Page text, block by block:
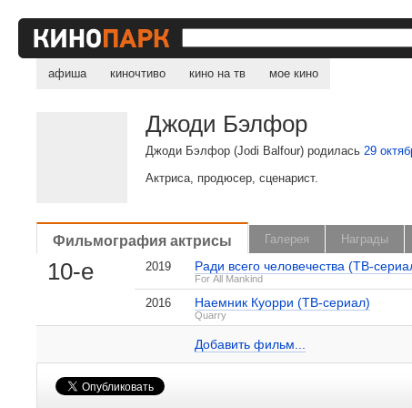
афиша киночтиво кино на тв мое кино
Джоди Бэлфор
Джоди Бэлфор (Jodi Balfour) родилась29
Актриса, продюсер, сценарист.
Фильмография актрисы Галерея Награды
10-е 2019 Ради всего человечества (ТВ-
For All Mankind
2016 Наемник Куорри (ТВ-сериал)
Quarry
Добавить фильм...
Джоди Бэлфор на IMDB.com
, поделитесь своим мнением